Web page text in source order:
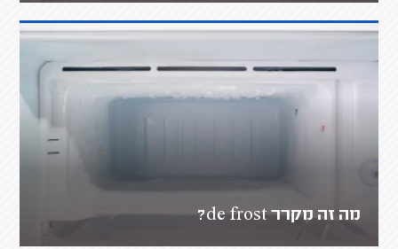
מה זה מקרר de frost?